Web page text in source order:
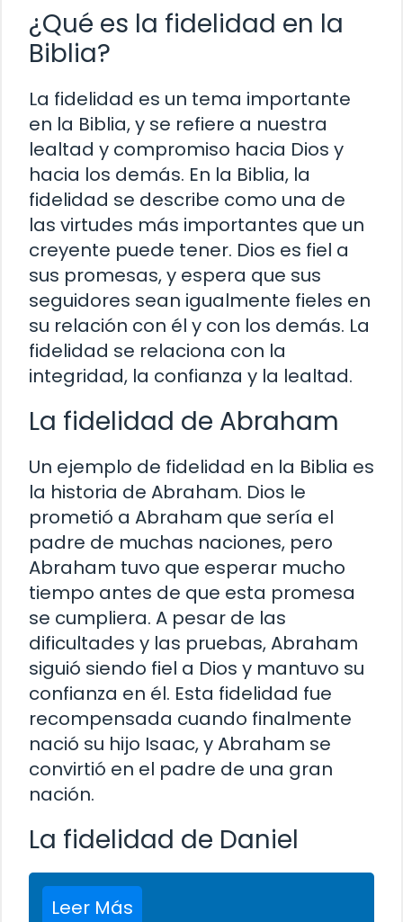
¿Qué es la fidelidad en la
Biblia?
La fidelidad es un tema importante
en la Biblia, y se refiere a nuestra
lealtad y compromiso hacia Dios y
hacia los demás. En la Biblia, la
fidelidad se describe como una de
las virtudes más importantes que un
creyente puede tener. Dios es fiel a
sus promesas, y espera que sus
seguidores sean igualmente fieles en
su relación con él y con los demás. La
fidelidad se relaciona con la
integridad, la confianza y la lealtad.
La fidelidad de Abraham
Un ejemplo de fidelidad en la Biblia es
la historia de Abraham. Dios le
prometió a Abraham que sería el
padre de muchas naciones, pero
Abraham tuvo que esperar mucho
tiempo antes de que esta promesa
se cumpliera. A pesar de las
dificultades y las pruebas, Abraham
siguió siendo fiel a Dios y mantuvo su
confianza en él. Esta fidelidad fue
recompensada cuando finalmente
nació su hijo Isaac, y Abraham se
convirtió en el padre de una gran
nación.
La fidelidad de Daniel
Leer Más